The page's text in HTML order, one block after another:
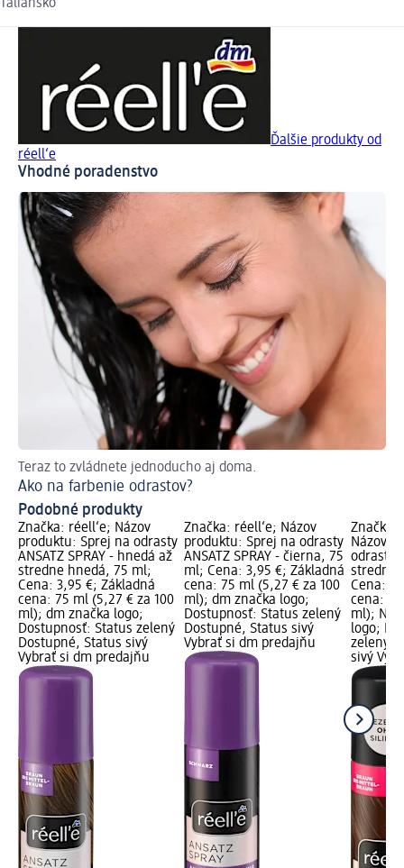
Taliansko
Ďalšie produkty od
réell‘e
Vhodné poradenstvo
Teraz to zvládnete jednoducho aj doma.
Ako na farbenie odrastov?
Podobné produkty
Značka: réell‘e; Názov
produktu: Sprej na odrasty
ANSATZ SPRAY - hnedá až
stredne hnedá, 75 ml;
Cena: 3,95 €; Základná
cena: 75 ml (5,27 € za 100
ml); dm značka logo;
Dostupnosť: Status zelený
Dostupné, Status sivý
Vybrať si dm predajňu
Značka: réell‘e; Názov
produktu: Sprej na odrasty
ANSATZ SPRAY - čierna, 75
ml; Cena: 3,95 €; Základná
cena: 75 ml (5,27 € za 100
ml); dm značka logo;
Dostupnosť: Status zelený
Dostupné, Status sivý
Vybrať si dm predajňu
Značka:
Názov
odrasty
stredne
Cena:
cena:
ml);
logo;
zelený
sivý